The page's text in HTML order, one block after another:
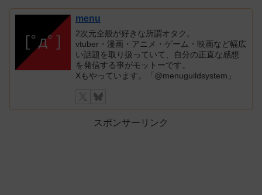
menu
2次元全般が好きな所謂オタク。
vtuber・漫画・アニメ・ゲーム・映画など幅広
い話題を取り扱っていて、自分の正直な感想
を発信する事がモットーです。
Xもやっています。「@menuguildsystem」
スポンサーリンク